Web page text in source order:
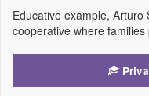
Educative example,
cooperative where